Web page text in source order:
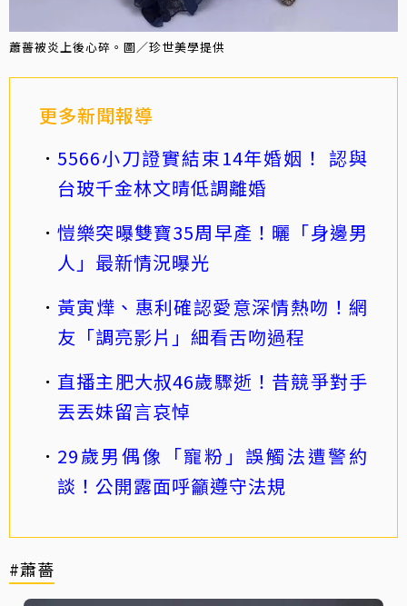
蕭薔被炎上後心碎。圖／珍世美學提供
更多新聞報導
5566小刀證實結束14年婚姻！ 認與
台玻千金林文晴低調離婚
愷樂突曝雙寶35周早產！曬「身邊男
人」最新情況曝光
黃寅燁、惠利確認愛意深情熱吻！網
友「調亮影片」細看舌吻過程
直播主肥大叔46歲驟逝！昔競爭對手
丟丟妹留言哀悼
29歲男偶像「寵粉」誤觸法遭警約
談！公開露面呼籲遵守法規
#蕭薔